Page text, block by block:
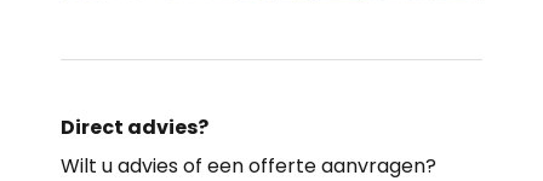
Direct advies?
Wilt u advies of een offerte aanvragen?